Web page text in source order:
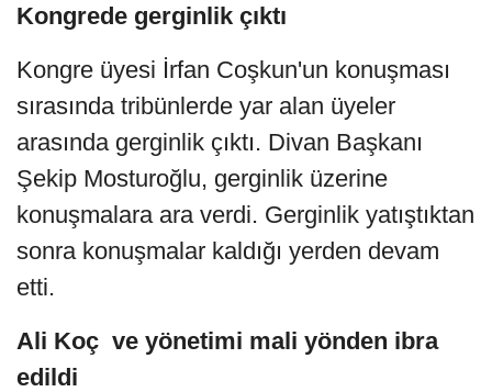
Kongrede gerginlik çıktı
Kongre üyesi İrfan Coşkun'un konuşması
sırasında tribünlerde yar alan üyeler
arasında gerginlik çıktı. Divan Başkanı
Şekip Mosturoğlu, gerginlik üzerine
konuşmalara ara verdi. Gerginlik yatıştıktan
sonra konuşmalar kaldığı yerden devam
etti.
Ali Koç ve yönetimi mali yönden ibra
edildi